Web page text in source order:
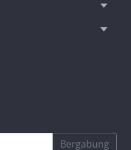
Bergabung